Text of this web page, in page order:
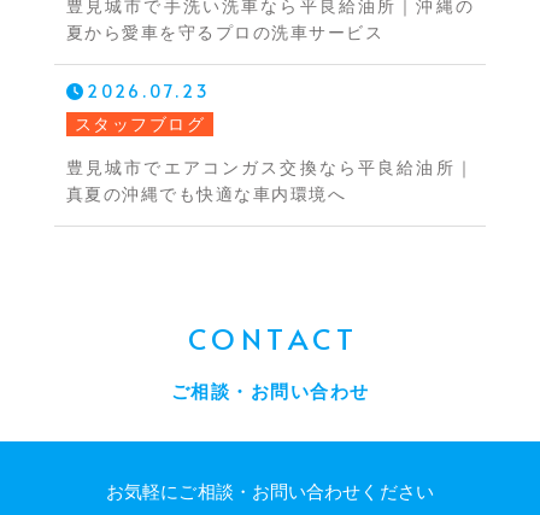
豊見城市で手洗い洗車なら平良給油所｜沖縄の
夏から愛車を守るプロの洗車サービス
2026.07.23
スタッフブログ
豊見城市でエアコンガス交換なら平良給油所｜
真夏の沖縄でも快適な車内環境へ
CONTACT
ご相談・お問い合わせ
お気軽にご相談・お問い合わせください